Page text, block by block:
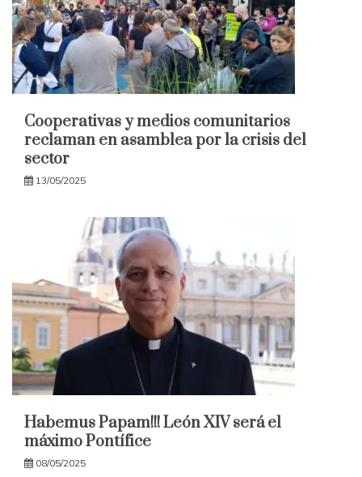
Cooperativas y medios comunitarios
reclaman en asamblea por la crisis del
sector
13/05/2025
Habemus Papam!!! León XIV será el
máximo Pontífice
08/05/2025